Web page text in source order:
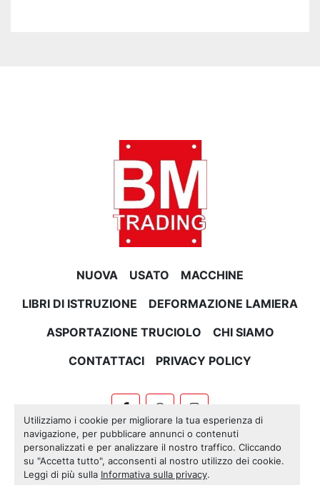
Utilizziamo i cookie per migliorare la tua esperienza di
navigazione, per pubblicare annunci o contenuti
personalizzati e per analizzare il nostro traffico. Cliccando
su "Accetta tutto", acconsenti al nostro utilizzo dei cookie.
Leggi di più sulla Informativa sulla privacy.
NUOVA USATO
MACCHINE
LIBRI DI ISTRUZIONE
DEFORMAZIONE LAMIERA
ASPORTAZIONE TRUCIOLO
CHI SIAMO
CONTATTACI
PRIVACY POLICY
facebookwhatsappinstagram
Machinio System sito web diMachinio
Personalizza le preferenze sui Cookies